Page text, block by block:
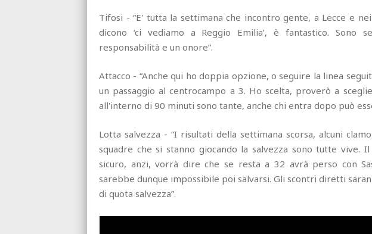
Tifosi - “E' tutta la settimana che incontro gente, a Lecce e
dicono ‘ci vediamo a Reggio Emilia’, è fantastico. Sono
responsabilità e un onore”.
Attacco - “Anche qui ho doppia opzione, o seguire la linea
un passaggio al centrocampo a 3. Ho scelta, proverò a
all'interno di 90 minuti sono tante, anche chi entra dopo può
Lotta salvezza - “I risultati della settimana scorsa, alcuni
squadre che si stanno giocando la salvezza sono tutte vive.
sicuro, anzi, vorrà dire che se resta a 32 avrà perso con
sarebbe dunque impossibile poi salvarsi. Gli scontri diretti
di quota salvezza”.